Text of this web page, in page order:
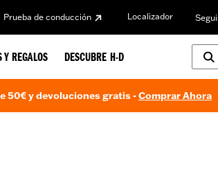
Prueba de conducción Localizador
Y REGALOS DESCUBRE H-D
50€ y devoluciones gratis -Comprar Ahora